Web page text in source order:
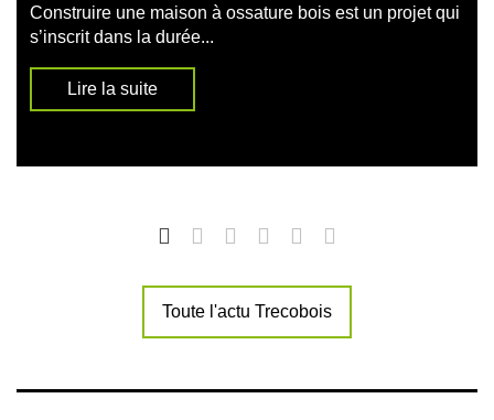
Construire une maison à ossature bois est un projet qui
s’inscrit dans la durée...
Lire la suite
Toute l'actu Trecobois